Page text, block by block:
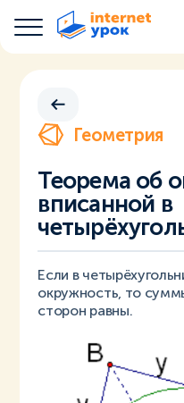
Геометрия
Теорема об
вписанной в
Если в
окружность, то
сторон равны.